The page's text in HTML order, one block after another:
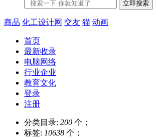
立即搜索
商品 化工设计网 交友 猫 动画
首页
最新收录
电脑网络
行业企业
教育文化
登录
注册
分类目录: 200 个；
标签: 10638 个；